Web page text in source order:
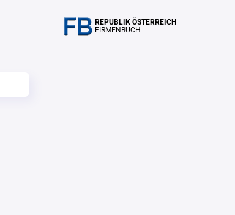
REPUBLIK ÖSTERREICH
FIRMENBUCH